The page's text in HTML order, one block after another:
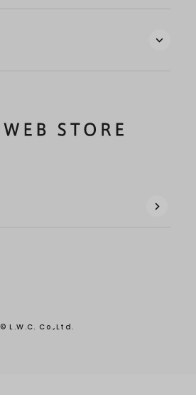
© L.W.C. Co.,Ltd.